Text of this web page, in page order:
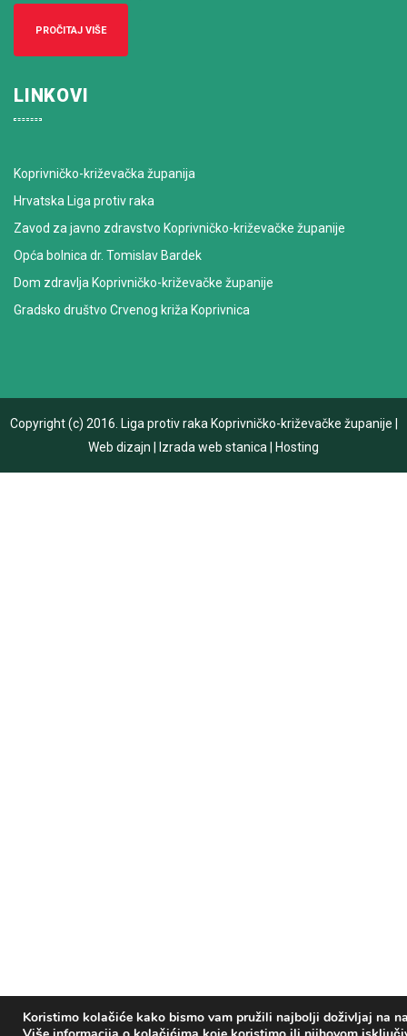
Koristimo kolačiće kako bismo vam pružili najbolji doživljaj na
PROČITAJ VIŠE
LINKOVI
Koprivničko-križevačka županija
Hrvatska Liga protiv raka
Zavod za javno zdravstvo Koprivničko-križevačke županije
Opća bolnica dr. Tomislav Bardek
Dom zdravlja Koprivničko-križevačke županije
Gradsko društvo Crvenog križa Koprivnica
Copyright (c) 2016. Liga protiv raka Koprivničko-križevačke županije
Web dizajn
Izrada web stanica Hosting